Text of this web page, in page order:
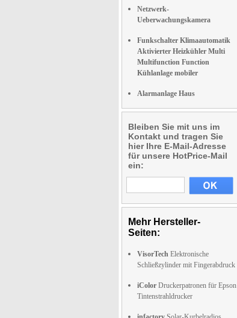
Netzwerk-
Ueberwachungskamera
Funkschalter Klimaautomatik
Aktivierter Heizkühler Multi
Multifunction Function
Kühlanlage mobiler
Alarmanlage Haus
Bleiben Sie mit uns im
Kontakt und tragen Sie
hier Ihre E-Mail-Adresse
für unsere HotPrice-Mail
ein:
Mehr Hersteller-
Seiten:
VisorTech Elektronische
Schließzylinder mit Fingerabdruck
iColor Druckerpatronen für Epson
Tintenstrahldrucker